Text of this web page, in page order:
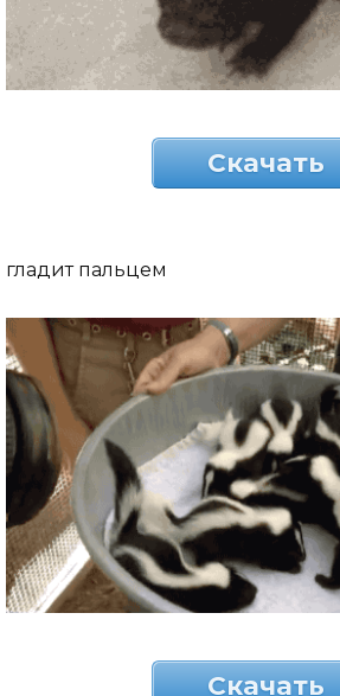
Скачать
гладит пальцем
Скачать